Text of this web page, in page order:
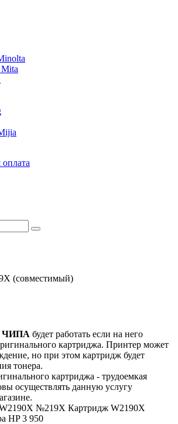
(совместимый)
ЧИПА будет работать если на него
картриджа. Принтер может
но при этом картридж будет
тонера.
картриджа - трудоемкая
осуществлять данную услугу
Картридж W2190X
HP 3 950